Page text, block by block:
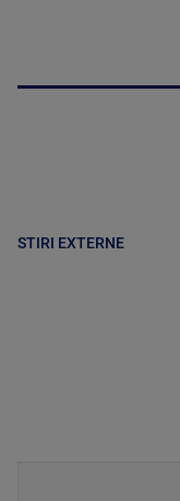
STIRI EXTERNE